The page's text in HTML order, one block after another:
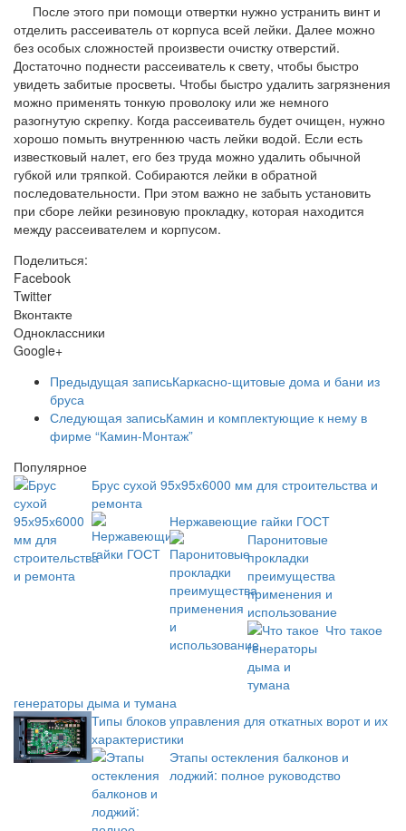
После этого при помощи отвертки нужно устранить винт и
отделить рассеиватель от корпуса всей лейки. Далее можно
без особых сложностей произвести очистку отверстий.
Достаточно поднести рассеиватель к свету, чтобы быстро
увидеть забитые просветы. Чтобы быстро удалить загрязнения
можно применять тонкую проволоку или же немного
разогнутую скрепку. Когда рассеиватель будет очищен, нужно
хорошо помыть внутреннюю часть лейки водой. Если есть
известковый налет, его без труда можно удалить обычной
губкой или тряпкой. Собираются лейки в обратной
последовательности. При этом важно не забыть установить
при сборе лейки резиновую прокладку, которая находится
между рассеивателем и корпусом.
Поделиться:
Facebook
Twitter
Вконтакте
Одноклассники
Google+
Предыдущая записьКаркасно-щитовые дома и бани из
бруса
Следующая записьКамин и комплектующие к нему в
фирме “Камин-Монтаж”
Популярное
Брус сухой 95х95х6000 мм для строительства и
ремонта
Нержавеющие гайки ГОСТ
Паронитовые
прокладки
преимущества
применения и
использование
Что такое
генераторы дыма и тумана
Типы блоков управления для откатных ворот и их
характеристики
Этапы остекления балконов и
лоджий: полное руководство